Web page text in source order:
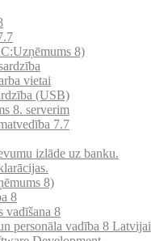
8)
vietai
(USB)
8. serverim
7.7
izlāde uz banku.
8)
8
vadīšana 8
personāla vadība 8 Latvijai